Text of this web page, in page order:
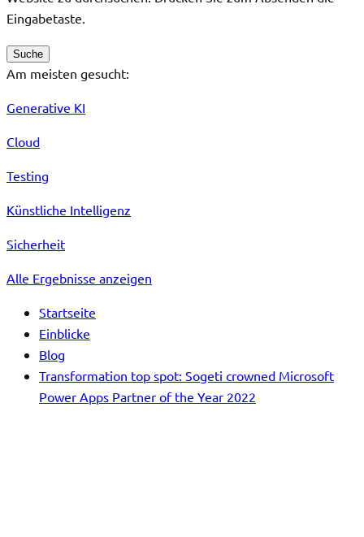
Eingabetaste.
Suche
Am meisten gesucht:
Generative KI
Cloud
Testing
Künstliche Intelligenz
Sicherheit
Alle Ergebnisse anzeigen
Startseite
Einblicke
Blog
Transformation top spot: Sogeti crowned Microsoft
Power Apps Partner of the Year 2022